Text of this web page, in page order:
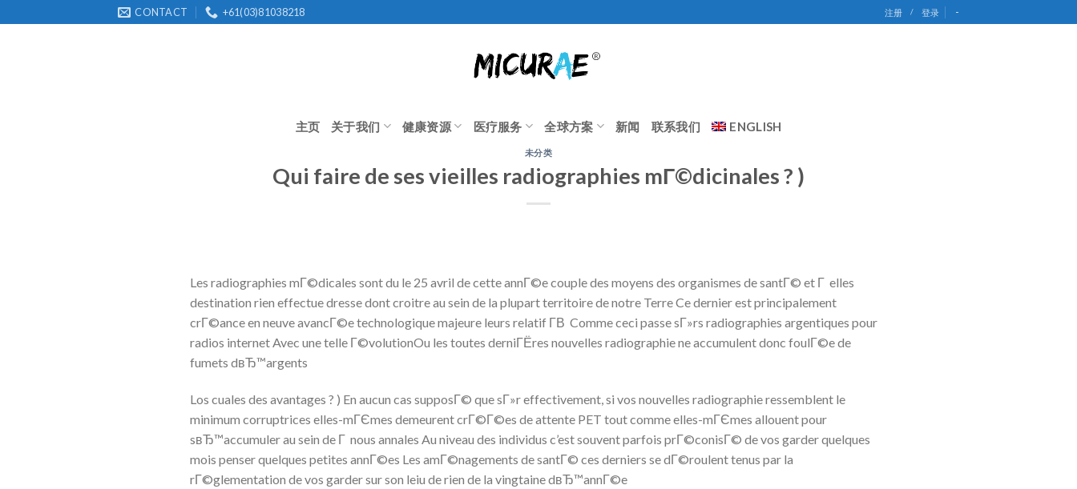
to
CONTACT +61(03)81038218 注册 / 登录 -
主页 关于我们 健康资源 医疗服务 全球方案 新闻 联系我们 ENGLISH
未分类
Qui faire de ses vieilles radiographies mГ©dicinales ? )
Les radiographies mГ©dicales sont du le 25 avril de cette annГ©e couple des moyens des organismes de santГ© et Г elles
destination rien effectue dresse dont croitre au sein de la plupart territoire de notre Terre Ce dernier est principalement
crГ©ance en neuve avancГ©e technologique majeure leurs relatif Г­В Comme ceci passe sГ»rs radiographies argentiques pour
radios internet Avec une telle Г©volutionOu les toutes derniГЁres nouvelles radiographie ne accumulent donc foulГ©e de
fumets dвЂ™argents
Los cuales des avantages ? ) En aucun cas supposГ© que sГ»r effectivement, si vos nouvelles radiographie ressemblent le
minimum corruptrices elles-mГЄmes demeurent crГ©Г©es de attente PET tout comme elles-mГЄmes allouent pour
sвЂ™accumuler au sein de Г nous annales Au niveau des individus c’est souvent parfois prГ©conisГ© de vos garder quelques
mois penser quelques petites annГ©es Les amГ©nagements de santГ© ces derniers se dГ©roulent tenus par la
rГ©glementation de vos garder sur son leiu de rien de la vingtaine dвЂ™annГ©e